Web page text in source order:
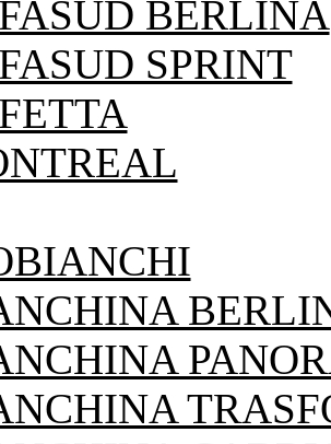
BERLINA
SPRINT